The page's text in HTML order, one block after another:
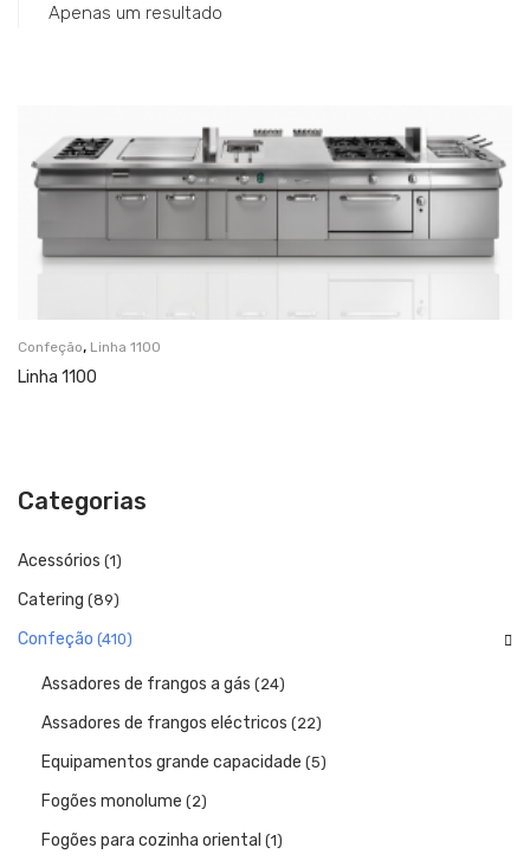
Lavandaria
Acessórios
DOWNLOADS
REFERÊNCIAS
Apenas um resultado
Confeção, Linha 1100
Linha 1100
Categorias
Acessórios (1)
Catering (89)
Confeção (410)
Assadores de frangos a gás (24)
Assadores de frangos eléctricos (22)
Equipamentos grande capacidade (5)
Fogões monolume (2)
Fogões para cozinha oriental (1)